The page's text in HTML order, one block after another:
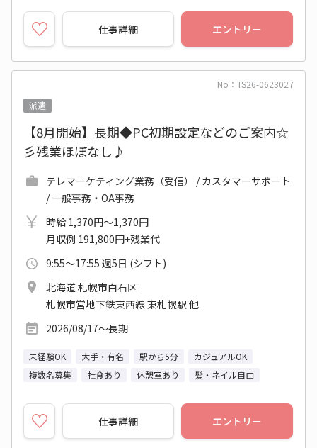
仕事詳細 エントリー
No：TS26-0623027
派遣
【8月開始】長期◆PC初期設定などのご案内☆
彡残業ほぼなし♪
テレマーケティング業務（受信） / カスタマーサポート
/ 一般事務・OA事務
時給 1,370円～1,370円
月収例 191,800円+残業代
9:55～17:55 週5日 (シフト)
北海道 札幌市白石区
札幌市営地下鉄東西線 東札幌駅 他
2026/08/17～長期
未経験OK 大手・有名 駅から5分
カジュアルOK
複数名募集
社食あり 休憩室あり 髪・ネイル自由
仕事詳細 エントリー